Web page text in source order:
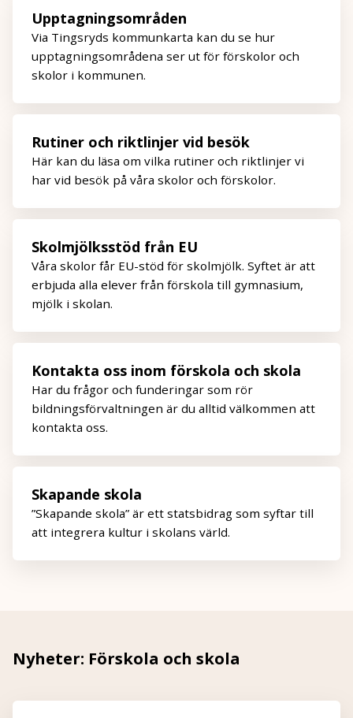
Upptagningsområden
Via Tingsryds kommunkarta kan du se hur
upptagningsområdena ser ut för förskolor och
skolor i kommunen.
Rutiner och riktlinjer vid besök
Här kan du läsa om vilka rutiner och riktlinjer vi
har vid besök på våra skolor och förskolor.
Skolmjölksstöd från EU
Våra skolor får EU-stöd för skolmjölk. Syftet är att
erbjuda alla elever från förskola till gymnasium,
mjölk i skolan.
Kontakta oss inom förskola och skola
Har du frågor och funderingar som rör
bildningsförvaltningen är du alltid välkommen att
kontakta oss.
Skapande skola
”Skapande skola” är ett statsbidrag som syftar till
att integrera kultur i skolans värld.
Nyheter: Förskola och skola